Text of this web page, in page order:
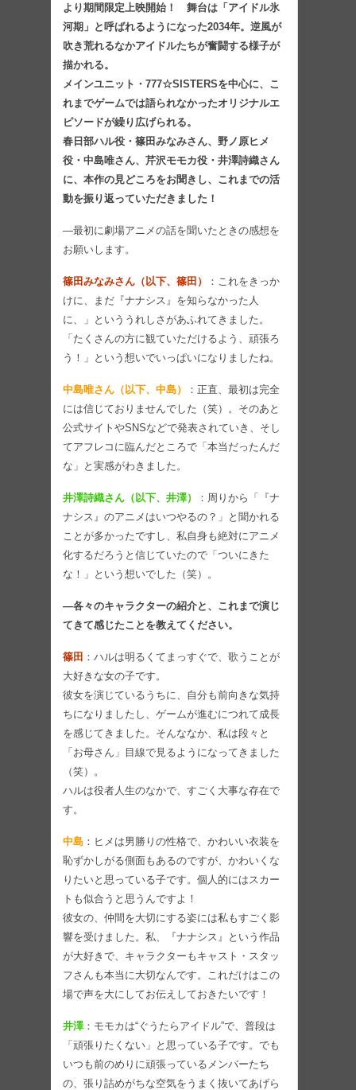
より期間限定上映開始！ 舞台は「アイドル氷
河期」と呼ばれるようになった2034年。逆風が
吹き荒れるなかアイドルたちが奮闘する様子が
描かれる。
メインユニット・777☆SISTERSを中心に、こ
れまでゲームでは語られなかったオリジナルエ
ピソードが繰り広げられる。
春日部ハル役・篠田みなみさん、野ノ原ヒメ
役・中島唯さん、芹沢モモカ役・井澤詩織さん
に、本作の見どころをお聞きし、これまでの活
動を振り返っていただきました！
―最初に劇場アニメの話を聞いたときの感想を
お願いします。
篠田みなみさん（以下、篠田）
：これをきっか
けに、まだ『ナナシス』を知らなかった人
に、」といううれしさがあふれてきました。
「たくさんの方に観ていただけるよう、頑張ろ
う！」という想いでいっぱいになりましたね。
中島唯さん（以下、中島）
：正直、最初は完全
には信じておりませんでした（笑）。そのあと
公式サイトやSNSなどで発表されていき、そし
てアフレコに臨んだところで「本当だったんだ
な」と実感がわきました。
井澤詩織さん（以下、井澤）
：周りから「『ナ
ナシス』のアニメはいつやるの？」と聞かれる
ことが多かったですし、私自身も絶対にアニメ
化するだろうと信じていたので「ついにきた
な！」という想いでした（笑）。
―各々のキャラクターの紹介と、これまで演じ
てきて感じたことを教えてください。
篠田 ：ハルは明るくてまっすぐで、歌うことが
大好きな女の子です。
彼女を演じているうちに、自分も前向きな気持
ちになりましたし、ゲームが進むにつれて成長
を感じてきました。そんななか、私は段々と
「お母さん」目線で見るようになってきました
（笑）。
ハルは役者人生のなかで、すごく大事な存在で
す。
中島 ：ヒメは男勝りの性格で、かわいい衣装を
恥ずかしがる側面もあるのですが、かわいくな
りたいと思っている子です。個人的にはスカー
トも似合うと思うんですよ！
彼女の、仲間を大切にする姿には私もすごく影
響を受けました。私、『ナナシス』という作品
が大好きで、キャラクターもキャスト・スタッ
フさんも本当に大切なんです。これだけはこの
場で声を大にしてお伝えしておきたいです！
井澤：モモカは“ぐうたらアイドル”で、普段は
「頑張りたくない」と思っている子です。でも
いつも前のめりに頑張っているメンバーたち
の、張り詰めがちな空気をうまく抜いてあげら